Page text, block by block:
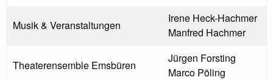
Musik & Veranstaltungen
Irene Heck-Hachmer
Manfred Hachmer
Theaterensemble Emsbüren
Jürgen Forsting
Marco Pöling